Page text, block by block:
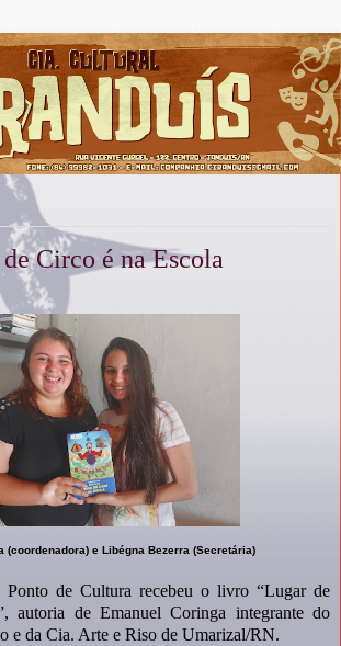
Circo é na Escola
(coordenadora) e Libégna Bezerra (Secretária)
de Cultura recebeu o livro “Lugar de
autoria de Emanuel Coringa integrante do
e da Cia. Arte e Riso de Umarizal/RN.